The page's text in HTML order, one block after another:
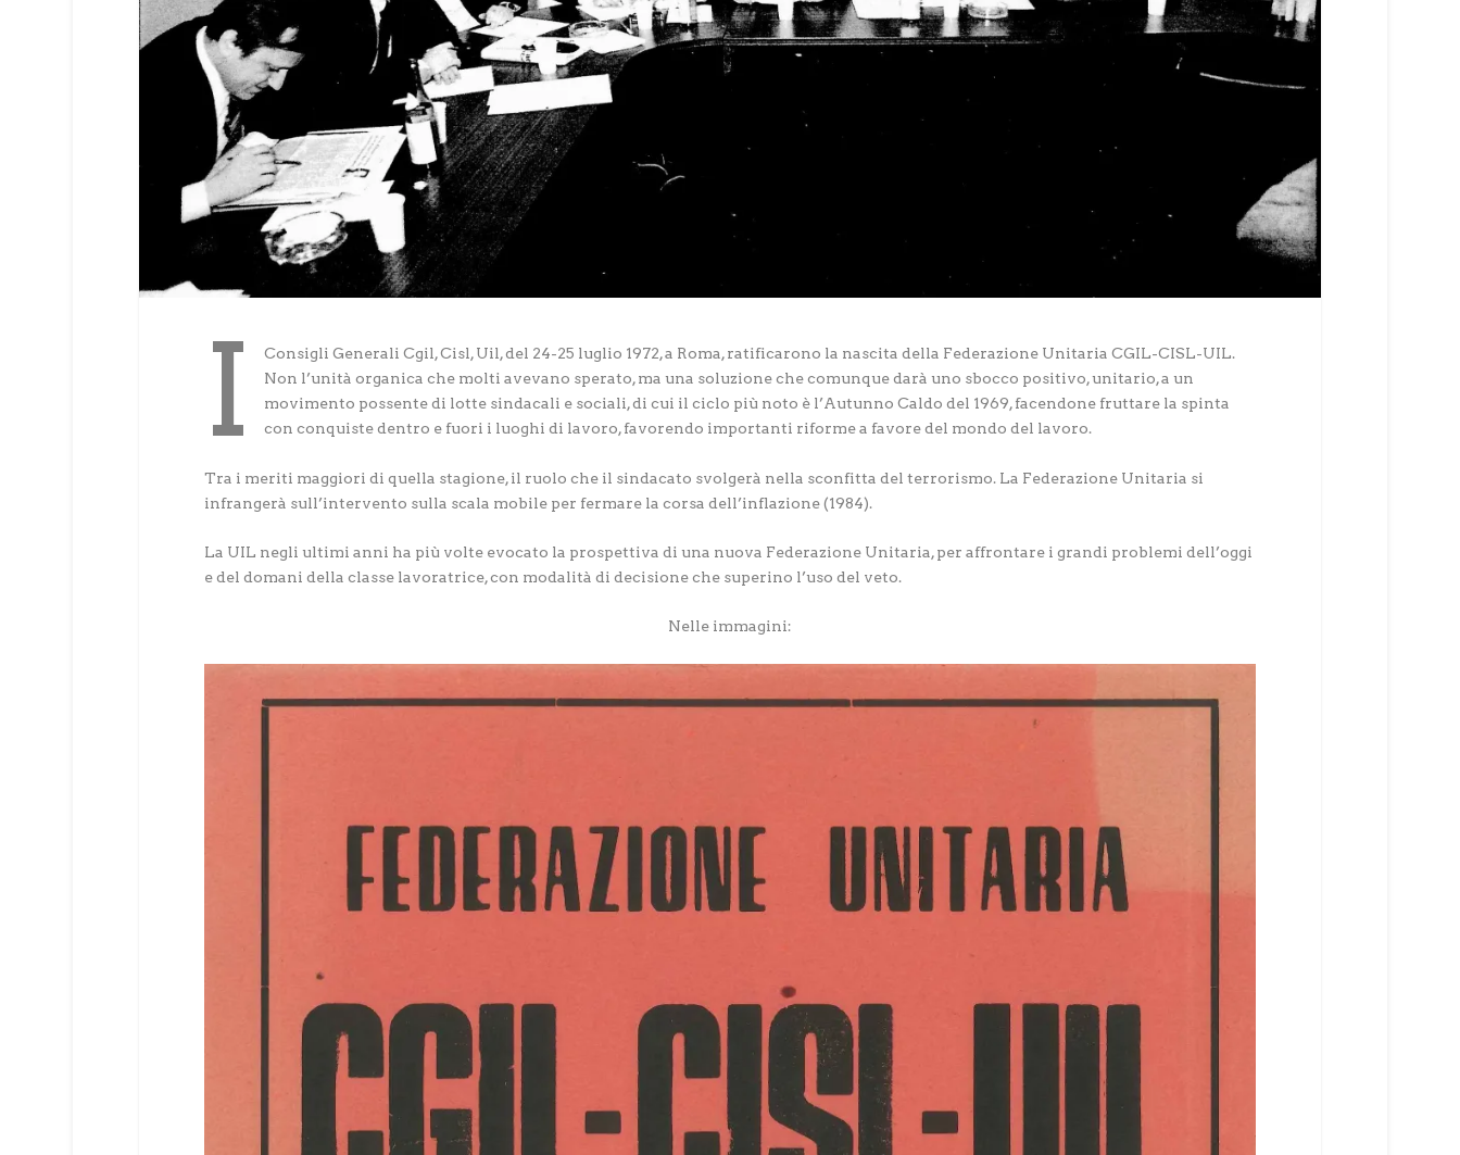
I
Consigli Generali Cgil, Cisl, Uil, del 24-25 luglio 1972, a Roma, ratificarono la nascita della Federazione Unitaria CGIL-CISL-UIL.
Non l’unità organica che molti avevano sperato, ma una soluzione che comunque darà uno sbocco positivo, unitario, a un
movimento possente di lotte sindacali e sociali, di cui il ciclo più noto è l’Autunno Caldo del 1969, facendone fruttare la spinta
con conquiste dentro e fuori i luoghi di lavoro, favorendo importanti riforme a favore del mondo del lavoro.
Tra i meriti maggiori di quella stagione, il ruolo che il sindacato svolgerà nella sconfitta del terrorismo. La Federazione Unitaria si
infrangerà sull’intervento sulla scala mobile per fermare la corsa dell’inflazione (1984).
La UIL negli ultimi anni ha più volte evocato la prospettiva di una nuova Federazione Unitaria, per affrontare i grandi problemi dell’oggi
e del domani della classe lavoratrice, con modalità di decisione che superino l’uso del veto.
Nelle immagini: